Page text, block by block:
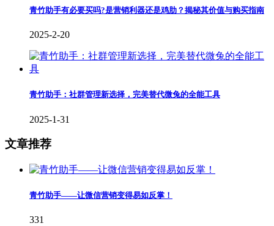
青竹助手有必要买吗?是营销利器还是鸡肋？揭秘其价值与购买指南
2025-2-20
青竹助手：社群管理新选择，完美替代微兔的全能工具
2025-1-31
文章推荐
青竹助手——让微信营销变得易如反掌！
331